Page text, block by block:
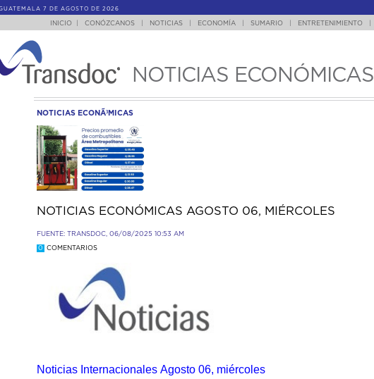
7 DE AGOSTO DE 2026
INICIO CONÓZCANOS NOTICIAS ECONOMÍA SUMARIO ENTRETENIMIENTO
NOTICIAS ECONÓMICAS
NOTICIAS ECONÃ³MICAS
NOTICIAS ECONÓMICAS AGOSTO 06, MIÉRCOLES
FUENTE: TRANSDOC, 06/08/2025 10:53 AM
0 COMENTARIOS
Noticias Internacionales Agosto 06, miércoles